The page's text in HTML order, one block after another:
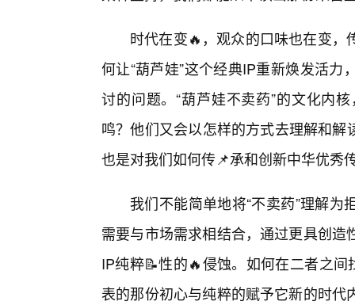
时代在变🔥，观众的口味也在变
何让“葫芦娃”这个经典IP重新焕发活
讨的问题。“葫芦娃不卖药”的文化内
鸣？他们又会以怎样的方式去理解和
也是对我们如何传📌承和创新中华优秀
我们不能简单地将“不卖药”理解
需要与市场需求相结合，通过更具创
IP纯粹📝性的🔥侵蚀。如何在二者之
表的那份初心与纯粹的赋予它新的时